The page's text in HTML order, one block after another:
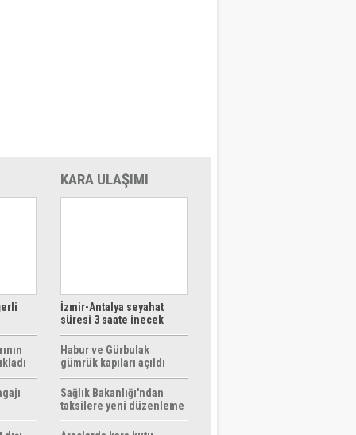
KARA ULAŞIMI
İzmir-Antalya seyahat
süresi 3 saate inecek
Habur ve Gürbulak
gümrük kapıları açıldı
Sağlık Bakanlığı'ndan
taksilere yeni düzenleme